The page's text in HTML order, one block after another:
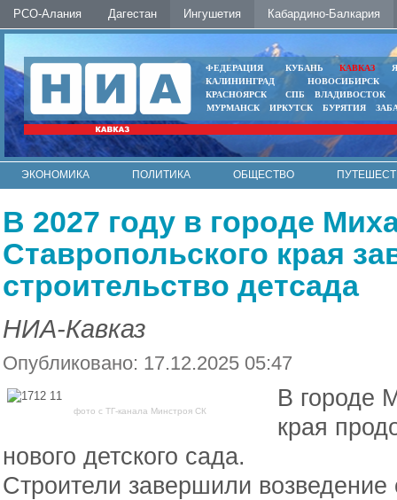
РСО-Алания Дагестан Ингушетия Кабардино-Балкария
ФЕДЕРАЦИЯ КУБАНЬ КАВКАЗ
КАЛИНИНГРАД
НОВОСИБИРСК
КРАСНОЯРСК
СПБ
ВЛАДИВОСТОК
МУРМАНСК
ИРКУТСК БУРЯТИЯ
ЭКОНОМИКА ПОЛИТИКА ОБЩЕСТВО
В 2027 году в городе
Ставропольского края
строительство детсада
НИА-Кавказ
Опубликовано: 17.12.2025 05:47
фото с ТГ-канала Минстроя СК
В городе
края
нового детского сада.
Строители завершили возведение